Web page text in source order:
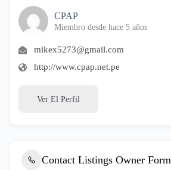
CPAP
Miembro desde hace 5 años
mikex5273@gmail.com
http://www.cpap.net.pe
Ver El Perfil
Contact Listings Owner Form